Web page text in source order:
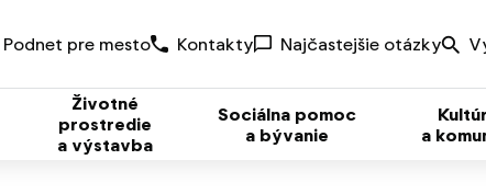
Podnet pre mesto Kontakty Najčastejšie otázky
Životné
prostredie
a výstavba
Sociálna pomoc
a bývanie
a